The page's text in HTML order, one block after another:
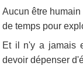
Aucun être
de temps pour
Et il n'y a jamais
devoir dépenser